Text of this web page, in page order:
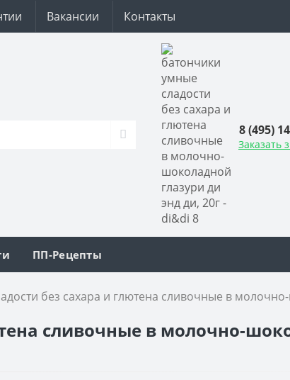
Вакансии Контакты
8 (495)
Заказать
ПП-Рецепты
без сахара и глютена сливочные в
сливочные в молочно-